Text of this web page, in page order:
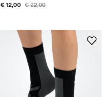
€ 12,00 € 22,00